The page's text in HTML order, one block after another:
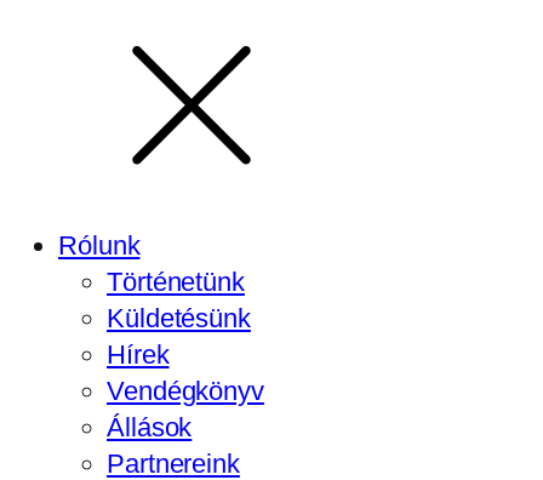
Rólunk
Történetünk
Küldetésünk
Hírek
Vendégkönyv
Állások
Partnereink